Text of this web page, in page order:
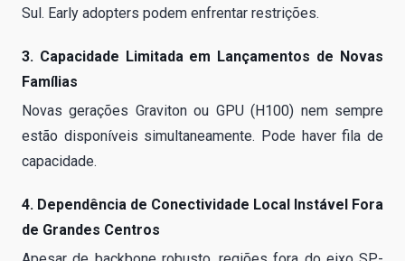
Sul. Early adopters podem enfrentar restrições.
3. Capacidade Limitada em Lançamentos de Novas
Famílias
Novas gerações Graviton ou GPU (H100) nem sempre
estão disponíveis simultaneamente. Pode haver fila de
capacidade.
4. Dependência de Conectividade Local Instável Fora
de Grandes Centros